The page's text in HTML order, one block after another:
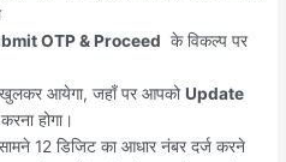
OTP & Proceed के विकल्प पर
आयेगा, जहाँ पर आपकोUpdate
होगा।
12 डिजिट का आधार नंबर दर्ज करने